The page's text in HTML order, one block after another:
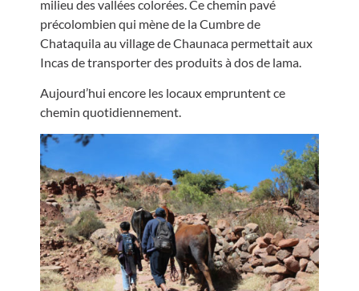
milieu des vallées colorées. Ce chemin pavé
précolombien qui mène de la Cumbre de
Chataquila au village de Chaunaca permettait aux
Incas de transporter des produits à dos de lama.
Aujourd’hui encore les locaux empruntent ce
chemin quotidiennement.